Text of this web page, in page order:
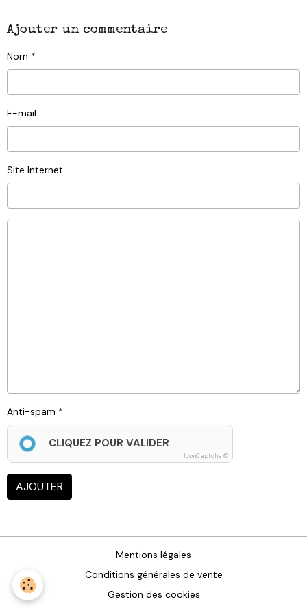
Ajouter un commentaire
Nom
E-mail
Site Internet
Anti-spam
CLIQUEZ POUR VALIDER
IconCaptcha ©
AJOUTER
Mentions légales
Conditions générales de vente
Gestion des cookies